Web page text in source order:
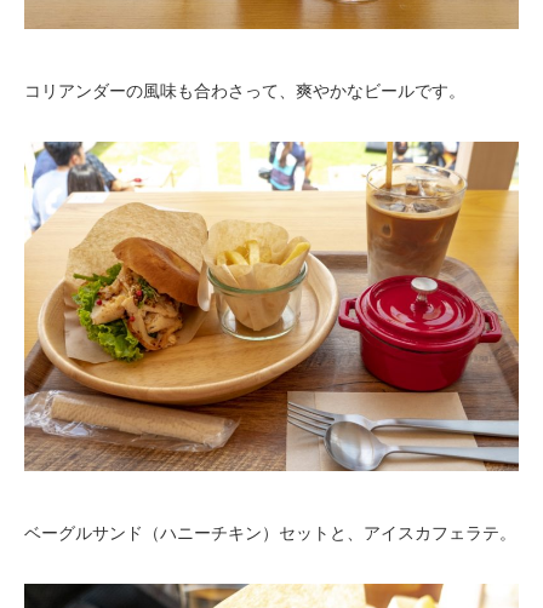
コリアンダーの風味も合わさって、爽やかなビールです。
ベーグルサンド（ハニーチキン）セットと、アイスカフェラテ。